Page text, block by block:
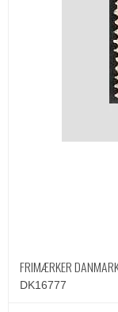
FRIMÆRKER
DK16777